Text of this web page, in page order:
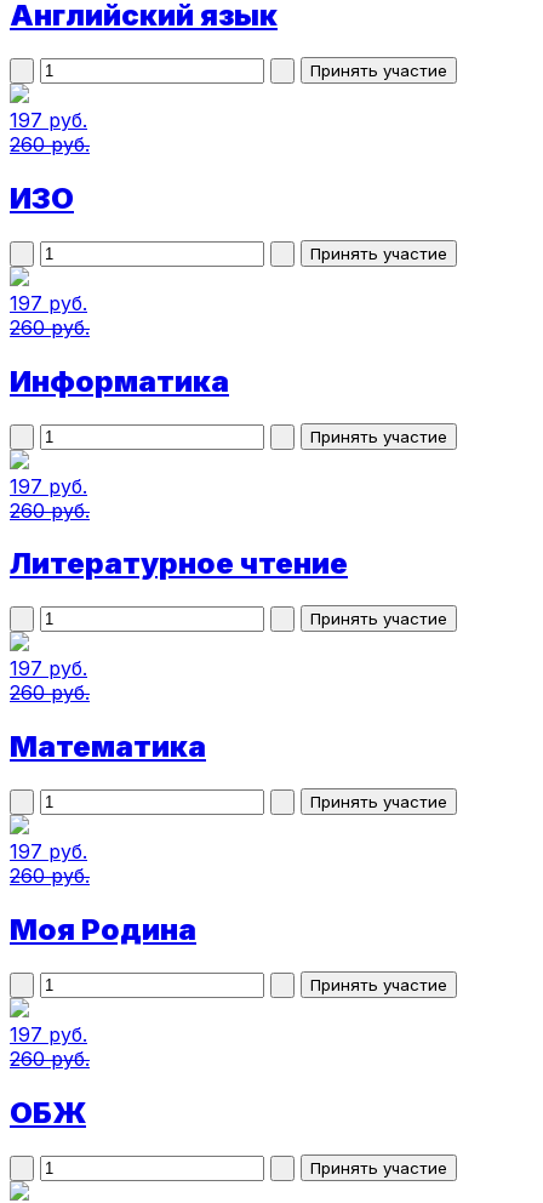
Английский язык
197 руб.
260 руб.
ИЗО
197 руб.
260 руб.
Информатика
197 руб.
260 руб.
Литературное чтение
197 руб.
260 руб.
Математика
197 руб.
260 руб.
Моя Родина
197 руб.
260 руб.
ОБЖ